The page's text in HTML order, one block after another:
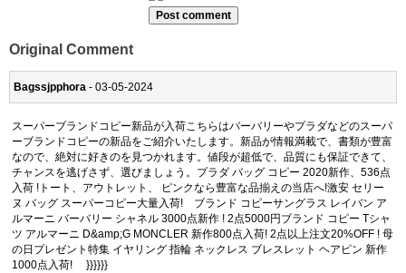
Original Comment
Bagssjpphora - 03-05-2024
スーパーブランドコピー新品が入荷こちらはバーバリーやプラダなどのスーパ
ーブランドコピーの新品をご紹介いたします。新品が情報満載で、書類が豊富
なので、絶対に好きのを見つかれます。値段が超低で、品質にも保証できて、
チャンスを逃げさず、選びましょう。プラダ バッグ コピー 2020新作、536点
入荷 !トート、アウトレット、 ピンクなら豊富な品揃えの当店へ!激安 セリー
ヌ バッグ スーパーコピー大量入荷! ブランド コピーサングラス レイバン ア
ルマーニ バーバリー シャネル 3000点新作 ! 2点5000円ブランド コピー Tシャ
ツ アルマーニ D&amp;G MONCLER 新作800点入荷! 2点以上注文20%OFF ! 母
の日プレゼント特集 イヤリング 指輪 ネックレス ブレスレット ヘアピン 新作
1000点入荷! }}}}}}